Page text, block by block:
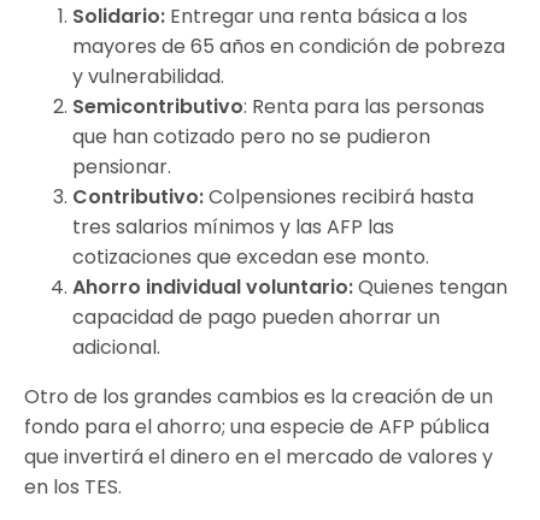
Solidario: Entregar una renta básica a los
mayores de 65 años en condición de pobreza
y vulnerabilidad.
Semicontributivo: Renta para las personas
que han cotizado pero no se pudieron
pensionar.
Contributivo:Colpensiones recibirá hasta
tres salarios mínimos y las AFP las
cotizaciones que excedan ese monto.
Ahorro individual voluntario:Quienes tengan
capacidad de pago pueden ahorrar un
adicional.
Otro de los grandes cambios es la creación de un
fondo para el ahorro; una especie de AFP pública
que invertirá el dinero en el mercado de valores y
en los TES.